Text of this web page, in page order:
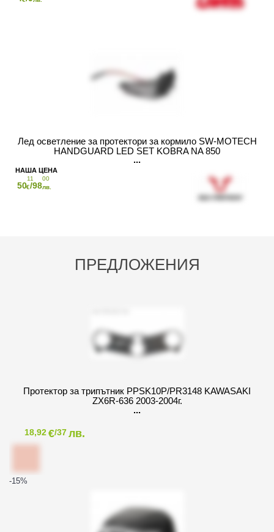
ПРЕДЛОЖЕНИЯ
Протектор за трипътник PPSK10P/PR3148 KAWASAKI
ZX6R-636 2003-2004г.
18,92€/37лв.
-15%
Лед осветление за протектори за кормило SW-MOTECH
HANDGUARD LED SET KOBRA NA 850
50
11
€/98
00
лв.